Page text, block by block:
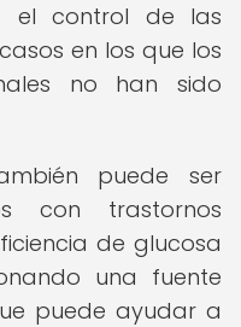
el control de las
en los que los
no han sido
puede ser
con trastornos
de glucosa
una fuente
puede ayudar a